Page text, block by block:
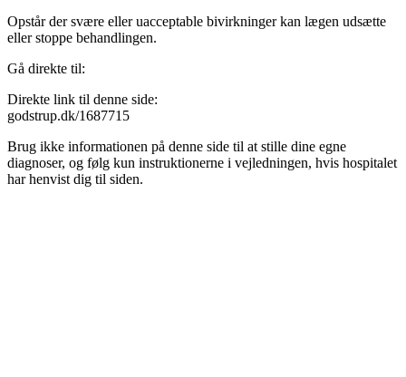
Opstår der svære eller uacceptable bivirkninger kan lægen udsætte
eller stoppe behandlingen.
Gå direkte til:
Direkte link til denne side:
godstrup.dk/1687715
Brug ikke informationen på denne side til at stille dine egne
diagnoser, og følg kun instruktionerne i vejledningen, hvis hospitalet
har henvist dig til siden.